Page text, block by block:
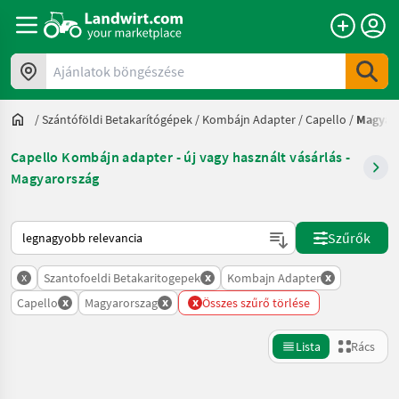
Ajánlatok böngészése
/Szántóföldi Betakarítógépek / Kombájn Adapter /Capello /
Capello Kombájn adapter - új vagy használt vásárlás -
Magyarország
Így van sorba rendezve a Landwirt.com-on
Szűrők
x Szantofoeldi Betakaritogepek x Kombajn Adapter x
Capello x Magyarorszag x x Összes szűrő törlése
Lista Rács